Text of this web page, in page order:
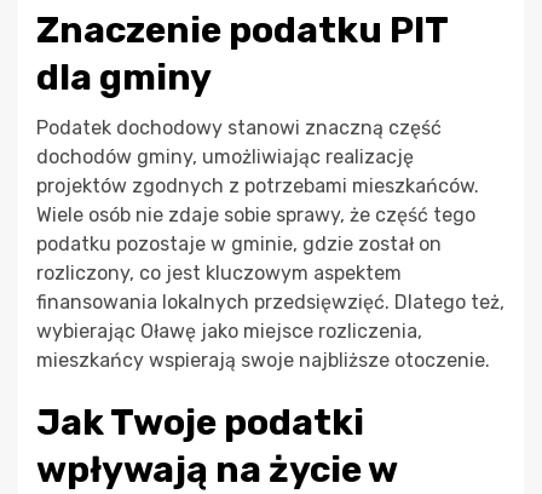
Znaczenie podatku PIT
dla gminy
Podatek dochodowy stanowi znaczną część
dochodów gminy, umożliwiając realizację
projektów zgodnych z potrzebami mieszkańców.
Wiele osób nie zdaje sobie sprawy, że część tego
podatku pozostaje w gminie, gdzie został on
rozliczony, co jest kluczowym aspektem
finansowania lokalnych przedsięwzięć. Dlatego też,
wybierając Oławę jako miejsce rozliczenia,
mieszkańcy wspierają swoje najbliższe otoczenie.
Jak Twoje podatki
wpływają na życie w